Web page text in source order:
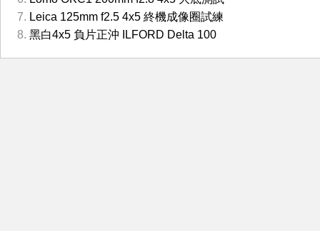
Leica 125mm f2.5 4x5 終機成像圈試練
黑白4x5 負片正沖 ILFORD Delta 100